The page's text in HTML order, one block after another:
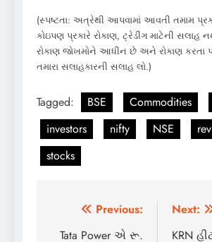
(સ્પષ્ટતા: અત્રેથી આપવામાં આવતી તમામ
કોઇપણ પ્રકારે રોકાણ, ટ્રેડીંગ માટેની સલાહ
રોકાણ જોખમોને આધીન છે અને રોકાણ કરતા
તમારા સલાહકારની સલાહ લો.)
Tagged: BSE Commodities
investors
nifty NSE
stocks
Post
Previous:
Tata Power એ રૂ.
Next:
KRN